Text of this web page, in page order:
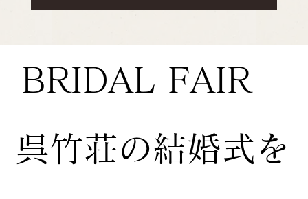
BRIDAL FAIR
​呉竹荘の結婚式を